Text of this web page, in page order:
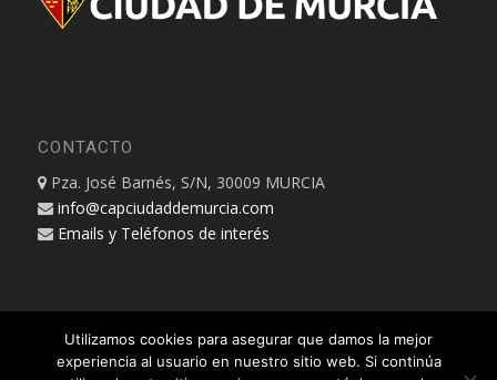
CONTACTO
Pza. José Barnés, S/N, 30009 MURCIA
info@capciudaddemurcia.com
Emails y Teléfonos de interés
Utilizamos cookies para asegurar que damos la mejor
experiencia al usuario en nuestro sitio web. Si continúa